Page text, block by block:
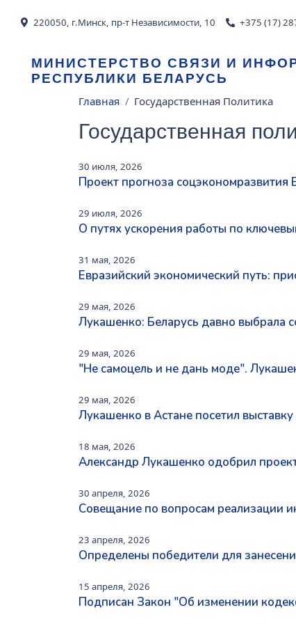
220050, г.Минск, пр-т Независимости, 10 +375 (17)
МИНИСТЕРСТВО СВЯЗИ И
РЕСПУБЛИКИ БЕЛАРУСЬ
Строка навигации
Главная Государственная Политика
Государственная
30 июля, 2026
Проект прогноза соцэкономразвития
29 июля, 2026
О путях ускорения работы по
31 мая, 2026
Евразийский экономический путь:
29 мая, 2026
Лукашенко: Беларусь давно выбрала
29 мая, 2026
"Не самоцель и не дань моде".
29 мая, 2026
Лукашенко в Астане посетил
18 мая, 2026
Александр Лукашенко одобрил
30 апреля, 2026
Совещание по вопросам реализации
23 апреля, 2026
Определены победители для
15 апреля, 2026
Подписан Закон "Об изменении